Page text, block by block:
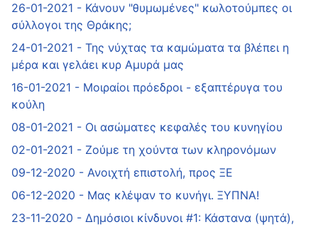
26-01-2021 - Κάνουν "θυμωμένες" κωλοτούμπες οι
σύλλογοι της Θράκης;
24-01-2021 - Της νύχτας τα καμώματα τα βλέπει η
μέρα και γελάει κυρ Αμυρά μας
16-01-2021 - Mοιραίοι πρόεδροι - εξαπτέρυγα του
κούλη
08-01-2021 - Οι ασώματες κεφαλές του κυνηγίου
02-01-2021 - Ζούμε τη χούντα των κληρονόμων
09-12-2020 - Ανοιχτή επιστολή, προς ΞΕ
06-12-2020 - Μας κλέψαν το κυνήγι. ΞΥΠΝΑ!
23-11-2020 - Δημόσιοι κίνδυνοι #1: Κάστανα (ψητά),